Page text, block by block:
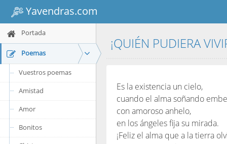
Yavendras.com
Portada
Poemas
Vuestros poemas
Amistad
Amor
Bonitos
¡QUIÉN PUDIERA
Es la existencia un cielo,
cuando el alma soñando
con amoroso anhelo,
en los ángeles fija su mirada.
¡Feliz el alma que a la tierra